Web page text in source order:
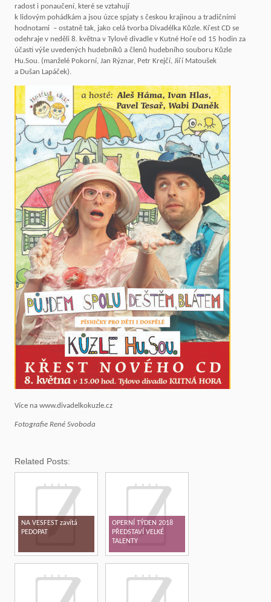
radost i ponaučení, které se vztahují
k lidovým pohádkám a jsou úzce spjaty s českou krajinou a tradičními
hodnotami – ostatně tak, jako celá tvorba Divadélka Kůzle. Křest CD se
odehraje v neděli 8. května v Tylově divadle v Kutné Hoře od 15 hodin za
účasti výše uvedených hudebníků a členů hudebního souboru Kůzle
Hu.Sou. (manželé Pokorní, Jan Rýznar, Petr Krejčí, Jiří Matoušek
a Dušan Lapáček).
Více na www.divadelkokuzle.cz
Fotografie René Svoboda
Related Posts:
NA VESFEST zavítá
PEDOPAT
OPERNÍ TÝDEN 2018
PŘEDSTAVÍ VELKÉ
TALENTY